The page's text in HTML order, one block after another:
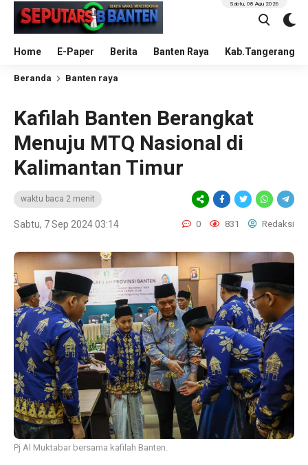
Home E-Paper Berita Banten Raya Kab.Tangerang
Sabtu, 08 Agu 2026
Beranda Banten raya
Kafilah Banten Berangkat
Menuju MTQ Nasional di
Kalimantan Timur
waktu baca 2 menit
Sabtu, 7 Sep 2024 03:14 0 831 Redaksi
Pj Al Muktabar bersama kafilah Banten.